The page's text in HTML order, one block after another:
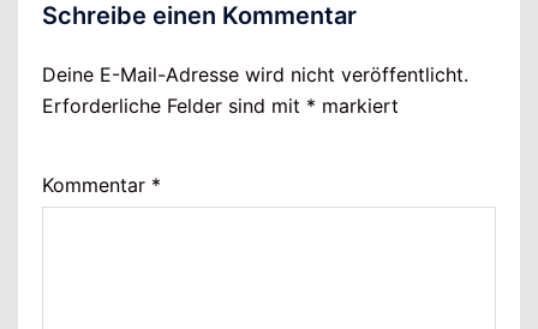
Schreibe einen Kommentar
Deine E-Mail-Adresse wird nicht veröffentlicht.
Erforderliche Felder sind mit * markiert
Kommentar *